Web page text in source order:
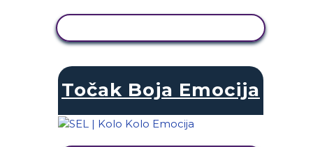
Točak Boja Emocija